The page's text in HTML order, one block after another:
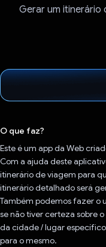
Gerar um itinerário
O que faz?
Este é um app da Web
Com a ajuda deste
itinerário de viagem para
itinerário detalhado será
Também podemos fazer o
se não tiver certeza sobre
da cidade / lugar
para o mesmo.